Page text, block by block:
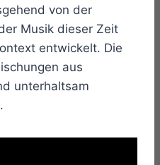
von der
Musik dieser Zeit
entwickelt. Die
aus
unterhaltsam